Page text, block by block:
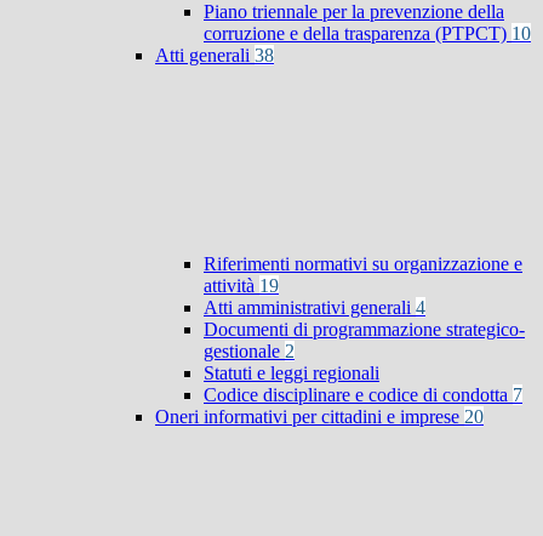
Piano triennale per la prevenzione della
corruzione e della trasparenza (PTPCT) 10
Atti generali 38
Riferimenti normativi su organizzazione e
attività 19
Atti amministrativi generali 4
Documenti di programmazione strategico-
gestionale 2
Statuti e leggi regionali
Codice disciplinare e codice di condotta 7
Oneri informativi per cittadini e imprese 20